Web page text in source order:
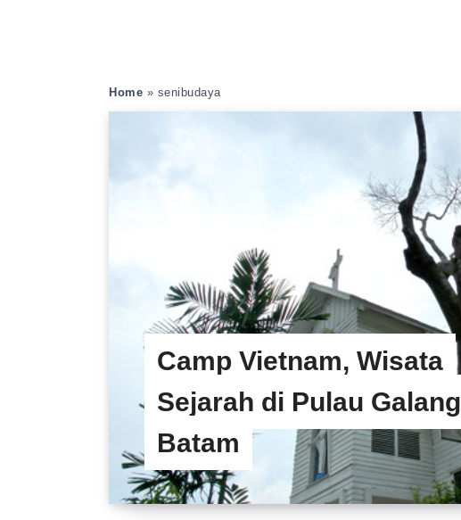
Home » senibudaya
Camp Vietnam, Wisata
Sejarah di Pulau Galang
Batam